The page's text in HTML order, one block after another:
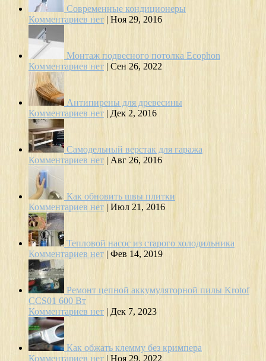
Современные кондиционеры
Комментариев нет | Ноя 29, 2016
Монтаж подвесного потолка Ecophon
Комментариев нет | Сен 26, 2022
Антипирены для древесины
Комментариев нет | Дек 2, 2016
Самодельный верстак для гаража
Комментариев нет | Авг 26, 2016
Как обновить швы плитки
Комментариев нет | Июл 21, 2016
Тепловой насос из старого холодильника
Комментариев нет | Фев 14, 2019
Ремонт цепной аккумуляторной пилы Krotof
CCS01 600 Вт
Комментариев нет | Дек 7, 2023
Как обжать клемму без кримпера
Комментариев нет | Ноя 29, 2022